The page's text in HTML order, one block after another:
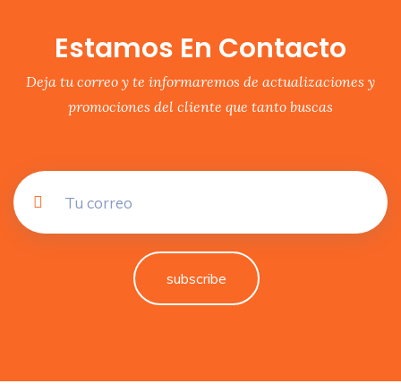
Estamos En Contacto
Deja tu correo y te informaremos de actualizaciones y
promociones del cliente que tanto buscas
subscribe